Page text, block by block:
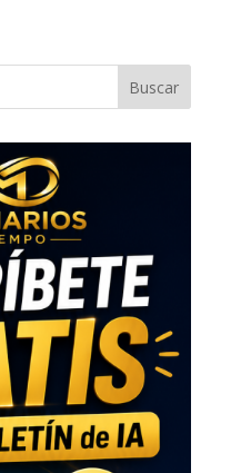
Buscar